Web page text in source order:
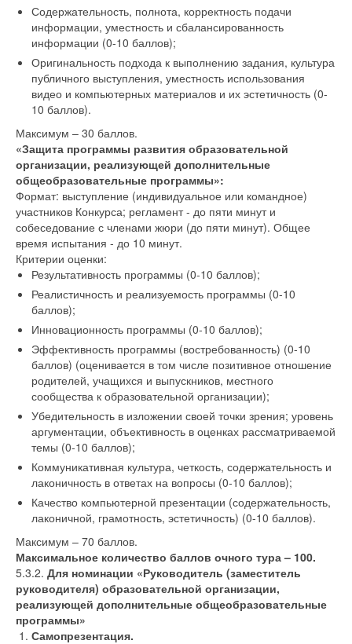
Содержательность, полнота, корректность подачи
информации, уместность и сбалансированность
информации (0-10 баллов);
Оригинальность подхода к выполнению задания, культура
публичного выступления, уместность использования
видео и компьютерных материалов и их эстетичность (0-
10 баллов).
Максимум – 30 баллов.
«Защита программы развития образовательной
организации, реализующей дополнительные
общеобразовательные программы»:
Формат: выступление (индивидуальное или командное)
участников Конкурса; регламент - до пяти минут и
собеседование с членами жюри (до пяти минут). Общее
время испытания - до 10 минут.
Критерии оценки:
Результативность программы (0-10 баллов);
Реалистичность и реализуемость программы (0-10
баллов);
Инновационность программы (0-10 баллов);
Эффективность программы (востребованность) (0-10
баллов) (оценивается в том числе позитивное отношение
родителей, учащихся и выпускников, местного
сообщества к образовательной организации);
Убедительность в изложении своей точки зрения; уровень
аргументации, объективность в оценках рассматриваемой
темы (0-10 баллов);
Коммуникативная культура, четкость, содержательность и
лаконичность в ответах на вопросы (0-10 баллов);
Качество компьютерной презентации (содержательность,
лаконичной, грамотность, эстетичность) (0-10 баллов).
Максимум – 70 баллов.
Максимальное количество баллов очного тура – 100.
5.3.2. Для номинации «Руководитель (заместитель
руководителя) образовательной организации,
реализующей дополнительные общеобразовательные
программы»
Самопрезентация.